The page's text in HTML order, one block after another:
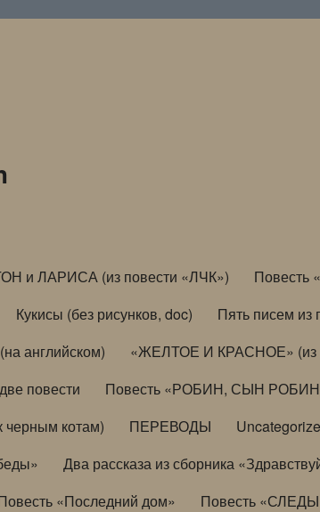
и ЛАРИСА (из повести «ЛЧК») Повесть
Кукисы (без рисунков, doc) Пять писем из
английском)
«ЖЕЛТОЕ И КРАСНОЕ» (из
повести Повесть «РОБИН, СЫН
черным котам)
ПЕРЕВОДЫ
Два рассказа из сборника
«Последний дом» Повесть